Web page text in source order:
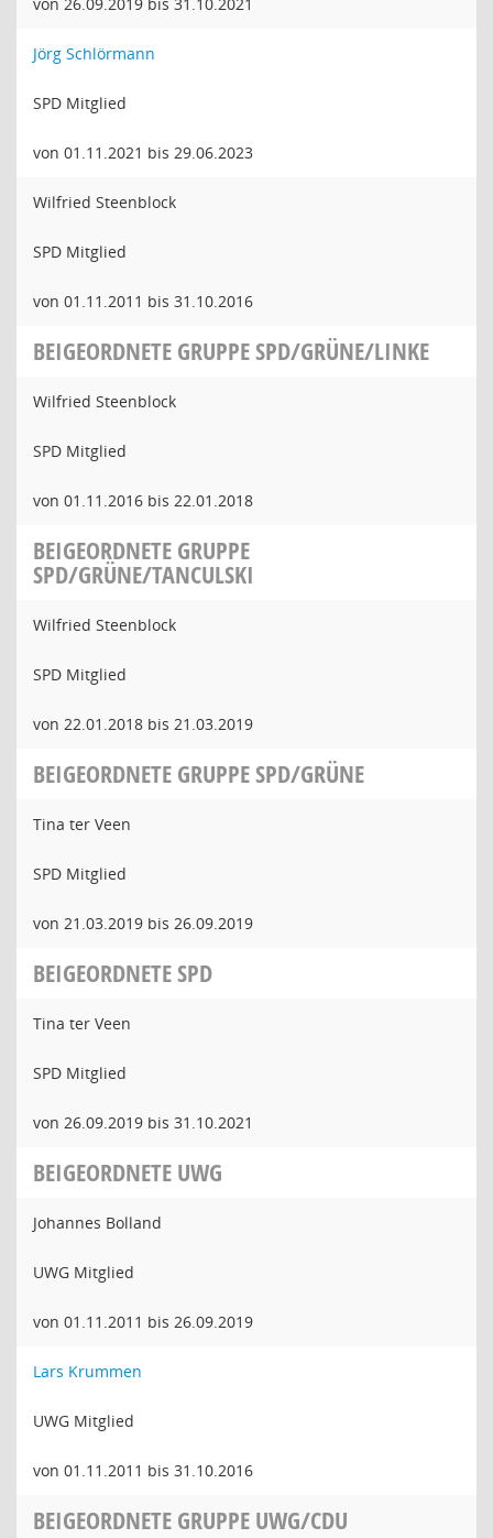
Jörg Schlörmann
SPD Mitglied
von 01.11.2021 bis 29.06.2023
Wilfried Steenblock
SPD Mitglied
von 01.11.2011 bis 31.10.2016
BEIGEORDNETE GRUPPE SPD/GRÜNE/LINKE
Wilfried Steenblock
SPD Mitglied
von 01.11.2016 bis 22.01.2018
BEIGEORDNETE GRUPPE
SPD/GRÜNE/TANCULSKI
Wilfried Steenblock
SPD Mitglied
von 22.01.2018 bis 21.03.2019
BEIGEORDNETE GRUPPE SPD/GRÜNE
Tina ter Veen
SPD Mitglied
von 21.03.2019 bis 26.09.2019
BEIGEORDNETE SPD
Tina ter Veen
SPD Mitglied
von 26.09.2019 bis 31.10.2021
BEIGEORDNETE UWG
Johannes Bolland
UWG Mitglied
von 01.11.2011 bis 26.09.2019
Lars Krummen
UWG Mitglied
von 01.11.2011 bis 31.10.2016
BEIGEORDNETE GRUPPE UWG/CDU